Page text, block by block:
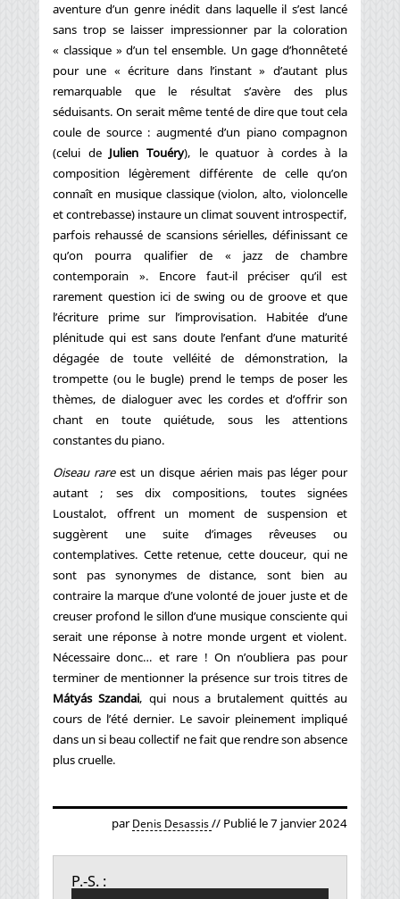
aventure d’un genre inédit dans laquelle il s’est lancé
sans trop se laisser impressionner par la coloration
« classique » d’un tel ensemble. Un gage d’honnêteté
pour une « écriture dans l’instant » d’autant plus
remarquable que le résultat s’avère des plus
séduisants. On serait même tenté de dire que tout cela
coule de source : augmenté d’un piano compagnon
(celui de Julien Touéry), le quatuor à cordes à la
composition légèrement différente de celle qu’on
connaît en musique classique (violon, alto, violoncelle
et contrebasse) instaure un climat souvent introspectif,
parfois rehaussé de scansions sérielles, définissant ce
qu’on pourra qualifier de « jazz de chambre
contemporain ». Encore faut-il préciser qu’il est
rarement question ici de swing ou de groove et que
l’écriture prime sur l’improvisation. Habitée d’une
plénitude qui est sans doute l’enfant d’une maturité
dégagée de toute velléité de démonstration, la
trompette (ou le bugle) prend le temps de poser les
thèmes, de dialoguer avec les cordes et d’offrir son
chant en toute quiétude, sous les attentions
constantes du piano.
Oiseau rareest un disque aérien mais pas léger pour
autant ; ses dix compositions, toutes signées
Loustalot, offrent un moment de suspension et
suggèrent une suite d’images rêveuses ou
contemplatives. Cette retenue, cette douceur, qui ne
sont pas synonymes de distance, sont bien au
contraire la marque d’une volonté de jouer juste et de
creuser profond le sillon d’une musique consciente qui
serait une réponse à notre monde urgent et violent.
Nécessaire donc… et rare ! On n’oubliera pas pour
terminer de mentionner la présence sur trois titres de
Mátyás Szandai, qui nous a brutalement quittés au
cours de l’été dernier. Le savoir pleinement impliqué
dans un si beau collectif ne fait que rendre son absence
plus cruelle.
par Denis Desassis // Publié le 7 janvier 2024
P.-S. :